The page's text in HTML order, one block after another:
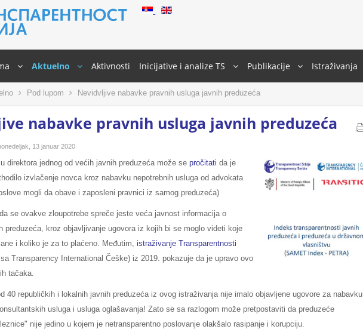
Aktuelno Aktivnosti Inicijative i analize TS Publikacije Istraživanja
Pod lupom Nevidvljive nabavke pravnih usluga javnih preduzeća
nabavke pravnih usluga javnih preduzeća
13 januar 2020
direktora jednog od većih javnih preduzeća može se pročitati da je
izvlačenje novca kroz nabavku nepotrebnih usluga od advokata
mogli da obave i zaposleni pravnici iz samog preduzeća)
se ovakve zloupotrebe spreče jeste veća javnost informacija o
preduzeća, kroz objavljivanje ugovora iz kojih bi se moglo videti koje
i koliko je za to plaćeno. Međutim,
istraživanje Transparentnosti
Transparency International Češke) iz 2019. pokazuje da je upravo ovo
tačaka.
40 republičkih i lokalnih javnih preduzeća iz ovog istraživanja nije imalo objavljene ugovore za nabavku
usluga i usluga oglašavanja! Zato se sa razlogom može pretpostaviti da preduzeće
nije jedino u kojem je netransparentno poslovanje olakšalo rasipanje i korupciju.